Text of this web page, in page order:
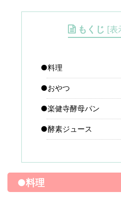
もくじ [表
●料理
●おやつ
●楽健寺酵母パン
●酵素ジュース
●料理